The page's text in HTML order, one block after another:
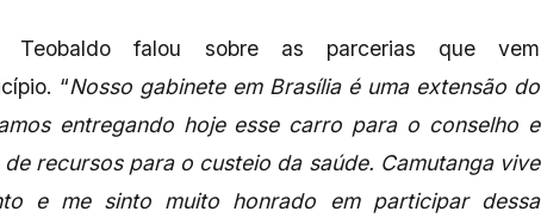
Teobaldo falou sobre as parcerias que vem
“Nosso gabinete em Brasília é uma extensão do
entregando hoje esse carro para o conselho e
recursos para o custeio da saúde. Camutanga vive
e me sinto muito honrado em participar dessa